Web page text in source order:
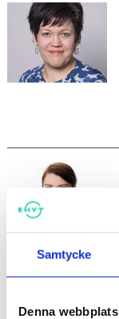
Samtycke
Denna